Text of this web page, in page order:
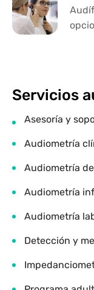
Servicios
Asesoría y
Audiometría
Audiometría
Audiometría
Audiometría
Detección y